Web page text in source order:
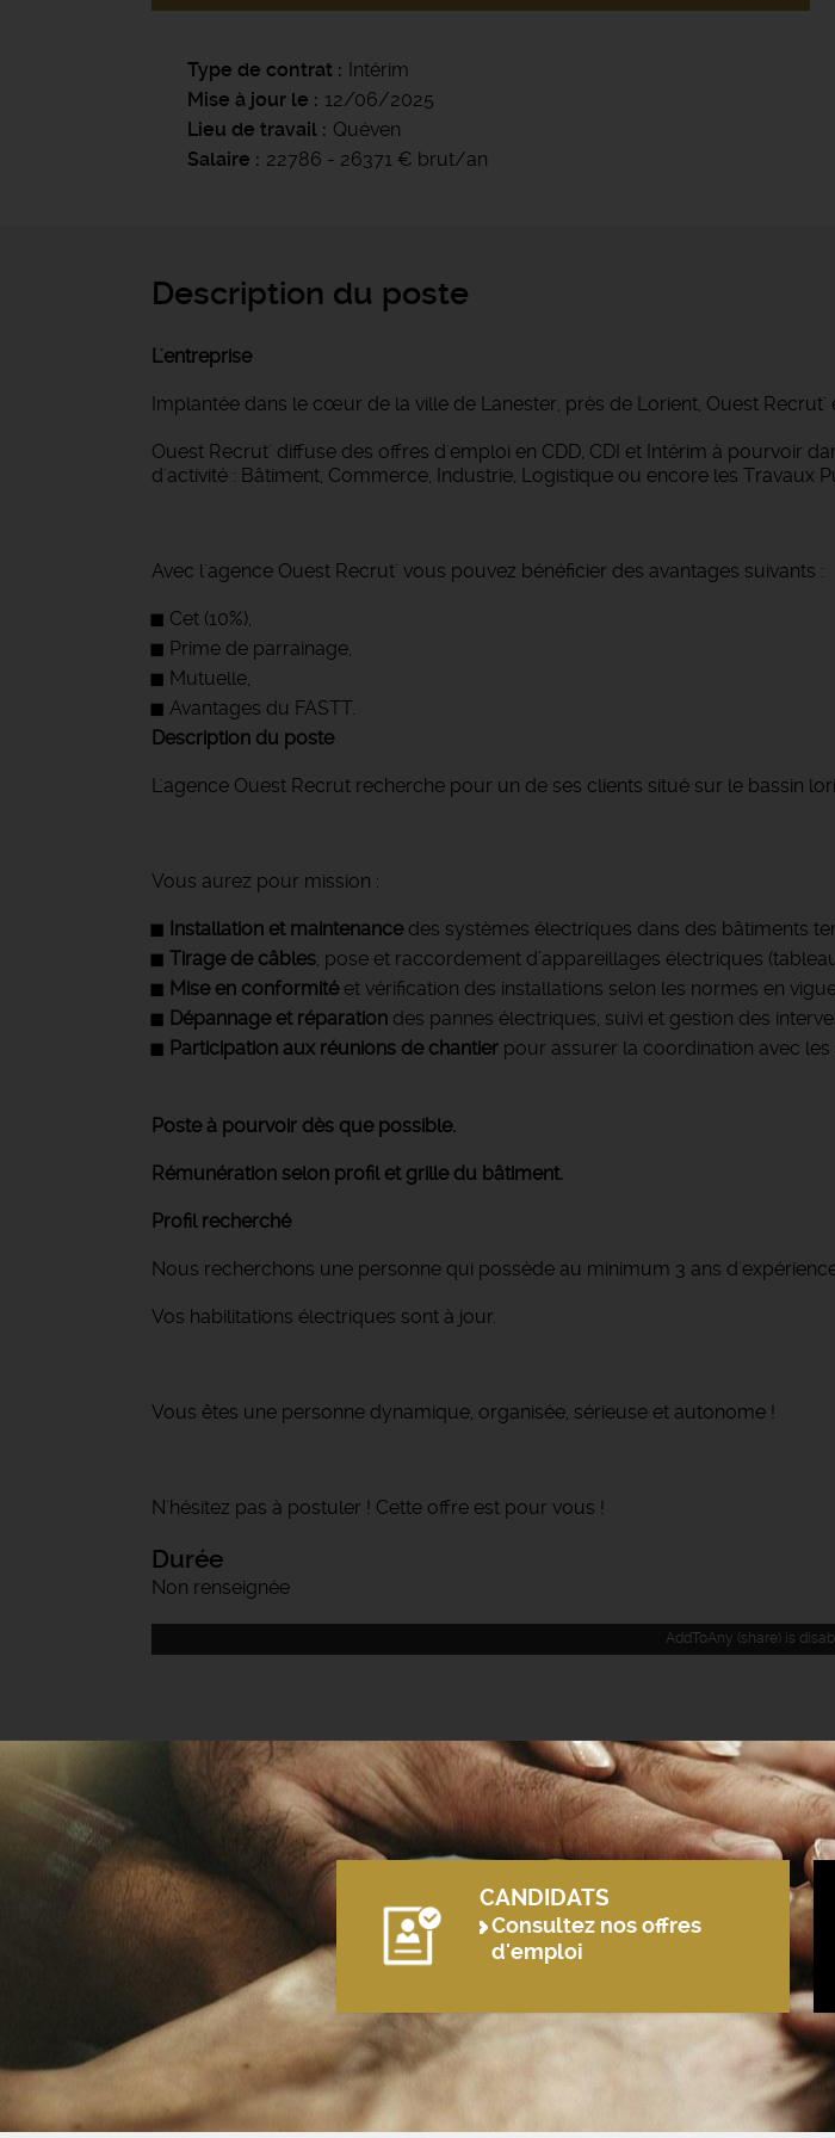
Type de contrat
Intérim
Mise à jour le
12/06/2025
Lieu de travail
Quéven
Salaire
22786 - 26371 € brut/an
Description du poste
L'entreprise
Implantée dans le cœur de la ville de Lanester, près de Lorient, Ouest
Ouest Recrut' diffuse des offres d'emploi en CDD, CDI et Intérim à pourvoir
d'activité : Bâtiment, Commerce, Industrie, Logistique ou encore les Travaux
Avec l'agence Ouest Recrut' vous pouvez bénéficier des avantages suivants :
Cet (10%),
Prime de parrainage,
Mutuelle,
Avantages du FASTT.
Description du poste
L'agence Ouest Recrut recherche pour un de ses clients situé sur le bassin
Vous aurez pour mission :
Installation et maintenancedes systèmes électriques dans des bâtiments
Tirage de câbles, pose et raccordement d’appareillages électriques
Mise en conformitéet vérification des installations selon les normes en
Dépannage et réparation des pannes électriques, suivi et gestion des
Participation aux réunions de chantier pour assurer la coordination avec
Poste à pourvoir dès que possible.
Rémunération selon profil et grille du bâtiment.
Profil recherché
Nous recherchons une personne qui possède au minimum 3 ans
Vos habilitations électriques sont à jour.
Vous êtes une personne dynamique, organisée, sérieuse et autonome !
N'hésitez pas à postuler ! Cette offre est pour vous !
Durée
Non renseignée
AddToAny (share) is
CANDIDATS
Consultez nos offres
d'emploi